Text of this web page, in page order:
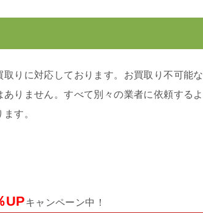
りに対応しております。お買取り不可能な
りません。すべて別々の業者に依頼するよ
す。
UPキャンペーン中！